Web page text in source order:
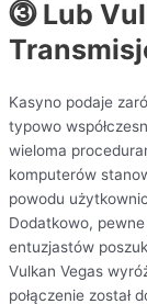
⓷ Lub
Kasyno podaje
typowo
wieloma
komputerów
powodu
Dodatkowo,
entuzjastów
Vulkan Vegas
połączenie został